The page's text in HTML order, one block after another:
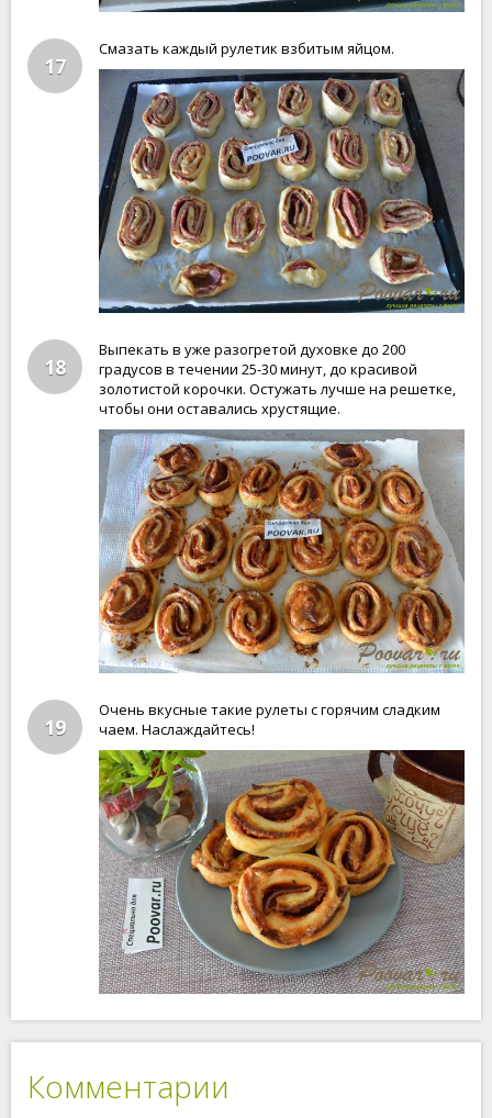
17
Смазать каждый рулетик взбитым яйцом.
18
Выпекать в уже разогретой духовке до 200
градусов в течении 25-30 минут, до красивой
золотистой корочки. Остужать лучше на решетке,
чтобы они оставались хрустящие.
19
Очень вкусные такие рулеты с горячим сладким
чаем. Наслаждайтесь!
Комментарии